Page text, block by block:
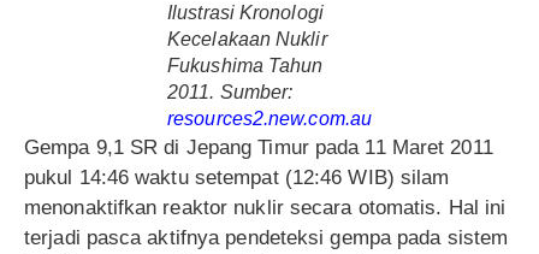
Ilustrasi Kronologi
Kecelakaan Nuklir
Fukushima Tahun
2011. Sumber:
resources2.new.com.au
Gempa 9,1 SR di Jepang Timur pada 11 Maret 2011
pukul 14:46 waktu setempat (12:46 WIB) silam
menonaktifkan reaktor nuklir secara otomatis. Hal ini
terjadi pasca aktifnya pendeteksi gempa pada sistem